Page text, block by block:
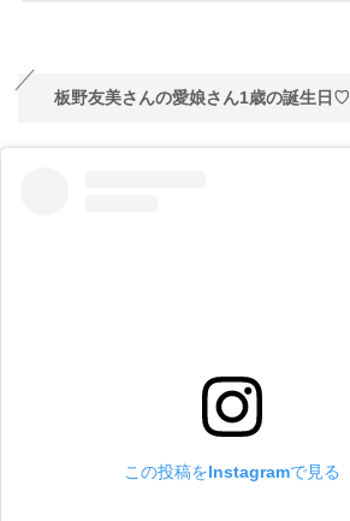
板野友美さんの愛娘さん1歳の誕生日♡
この投稿をInstagramで見る